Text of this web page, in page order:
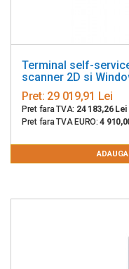
Terminal self-
scanner 2D si
Pret: 29 019,91 Lei
Pret fara TVA: 24 183,26 Lei
Pret fara TVA EURO:4